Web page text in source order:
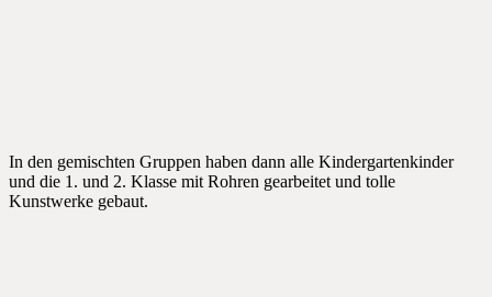
In den gemischten Gruppen haben dann alle Kindergartenkinder
und die 1. und 2. Klasse mit Rohren gearbeitet und tolle
Kunstwerke gebaut.